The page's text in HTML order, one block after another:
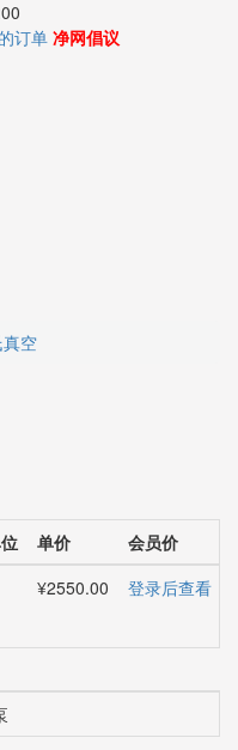
订单 净网倡议
空
单价 会员价
¥2550.00 登录后查看